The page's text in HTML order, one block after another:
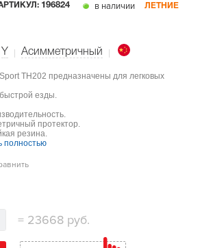
196824 в наличии ЛЕТНИЕ
Y Асимметричный
TH202 предназначены для легковых
езды.
протектор.
резина.
полностью
= 23668 руб.